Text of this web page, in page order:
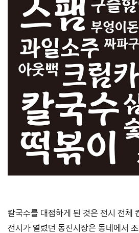
칼국수를 대접하게 된 것은 전시 전체
전시가 열렸던 동진시장은 동네에서